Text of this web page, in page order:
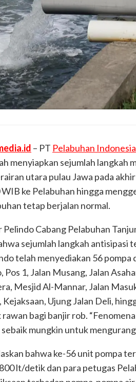
– PT Pelabuhan Indonesia
menyiapkan sejumlah langkah
utara pulau Jawa pada
ke Pelabuhan hingga meng
tetap berjalan normal.
Pelindo Cabang Pelabuhan
sejumlah langkah antisipasi
telah menyediakan 56
Pos 1, Jalan Musang, Jalan
Mesjid Al-Mannar, Jalan
Kejaksaan, Ujung Jalan Deli,
bagi banjir rob.
mungkin untuk
bahwa ke-56 unit pompa
lt/detik dan para petugas